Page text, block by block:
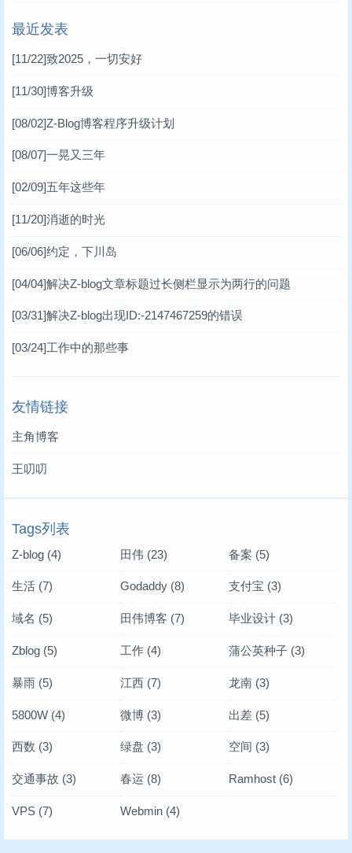
最近发表
[11/22]致2025，一切安好
[11/30]博客升级
[08/02]Z-Blog博客程序升级计划
[08/07]一晃又三年
[02/09]五年这些年
[11/20]消逝的时光
[06/06]约定，下川岛
[04/04]解决Z-blog文章标题过长侧栏显示为两行的问题
[03/31]解决Z-blog出现ID:-2147467259的错误
[03/24]工作中的那些事
友情链接
主角博客
王叨叨
Tags列表
Z-blog (4) 田伟(23) 备案 (5)
生活 (7) Godaddy(8) 支付宝 (3)
域名 (5) 田伟博客 (7) 毕业设计(3)
Zblog (5) 工作(4) 蒲公英种子(3)
暴雨 (5) 江西(7) 龙南(3)
5800W (4) 微博(3) 出差(5)
西数 (3) 绿盘 (3) 空间 (3)
交通事故 (3) 春运 (8) Ramhost(6)
VPS (7) Webmin(4)